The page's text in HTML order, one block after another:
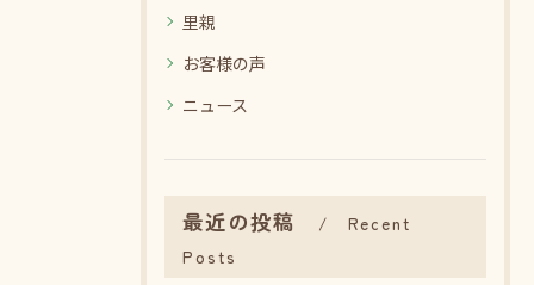
里親
お客様の声
ニュース
最近の投稿
Recent
Posts